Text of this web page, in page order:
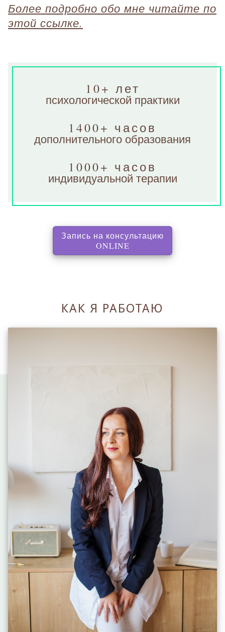
Более подробно обо мне читайте по
этой ссылке.
10+ лет
психологической практики
1400+ часов
дополнительного образования
1000+ часов
индивидуальной терапии
Запись на консультацию
ONLINE, перенаправляет на
КАК Я РАБОТАЮ